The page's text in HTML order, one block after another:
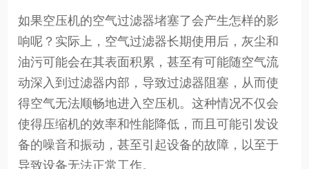
如果空压机的空气过滤器堵塞了会产生怎样的影
响呢？实际上，空气过滤器长期使用后，灰尘和
油污可能会在其表面积累，甚至有可能随空气流
动深入到过滤器内部，导致过滤器阻塞，从而使
得空气无法顺畅地进入空压机。这种情况不仅会
使得压缩机的效率和性能降低，而且可能引发设
备的噪音和振动，甚至引起设备的故障，以至于
导致设备无法正常工作。